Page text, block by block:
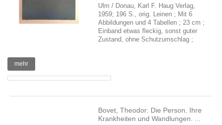
Ulm / Donau, Karl F. Haug Verlag,
1959; 196 S., orig. Leinen ; Mit 6
Abbildungen und 4 Tabellen ; 23 cm ;
Einband etwas fleckig, sonst guter
Zustand, ohne Schutzumschlag ;
mehr
Bovet, Theodor: Die Person. Ihre
Krankheiten und Wandlungen. ...